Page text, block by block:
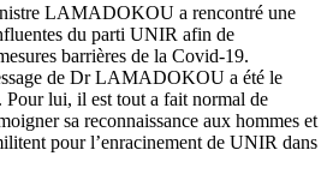
LAMADOKOU a rencontré une
du parti UNIR afin de
barrières de la Covid-19.
de Dr LAMADOKOU a été le
Pour lui, il est tout a fait normal de
sa reconnaissance aux hommes et
pour l’enracinement de UNIR dans